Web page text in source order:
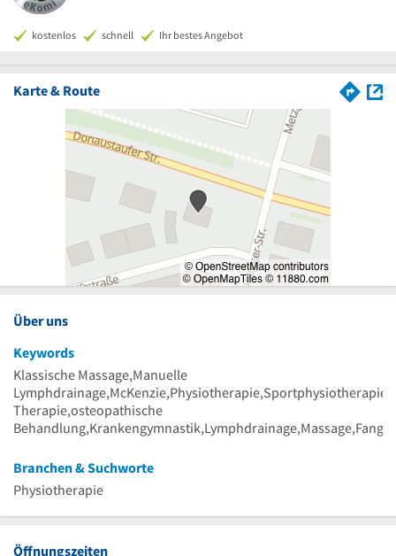
kostenlos schnell Ihr bestes Angebot
Karte & Route
Über uns
Keywords
Klassische Massage,Manuelle
Therapie,osteopathische
Branchen & Suchworte
Physiotherapie
Öffnungszeiten